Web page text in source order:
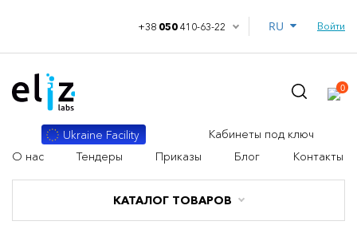
+38 050410-63-22 Войти
КАТАЛОГ ТОВАРОВ
Ukraine Facility
Кабинеты под ключ
О нас
Тендеры Приказы Блог Контакты
0